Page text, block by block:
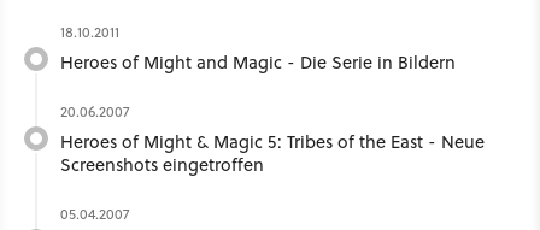
18.10.2011
Heroes of Might and Magic - Die Serie in Bildern
20.06.2007
Heroes of Might & Magic 5: Tribes of the East - Neue
Screenshots eingetroffen
05.04.2007